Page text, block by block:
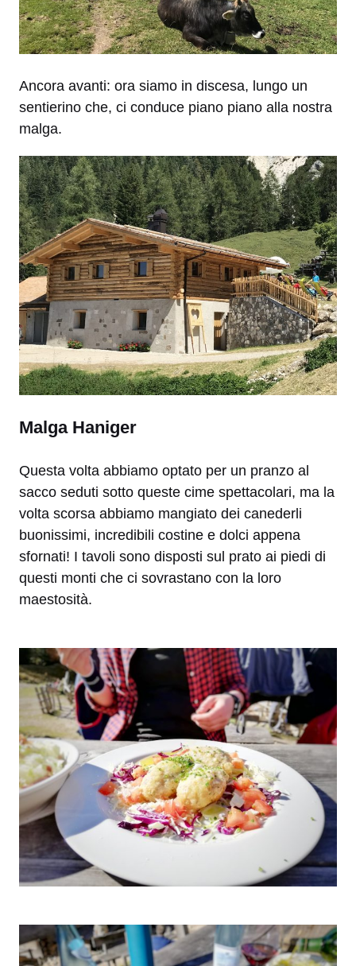
Ancora avanti: ora siamo in discesa, lungo un
sentierino che, ci conduce piano piano alla nostra
malga.
Malga Haniger
Questa volta abbiamo optato per un pranzo al
sacco seduti sotto queste cime spettacolari, ma la
volta scorsa abbiamo mangiato dei canederli
buonissimi, incredibili costine e dolci appena
sfornati! I tavoli sono disposti sul prato ai piedi di
questi monti che ci sovrastano con la loro
maestosità.